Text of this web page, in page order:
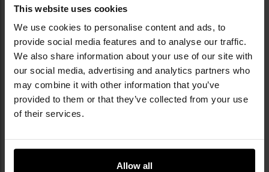
This website uses cookies
We use cookies to personalise content and ads, to
provide social media features and to analyse our traffic.
We also share information about your use of our site with
our social media, advertising and analytics partners who
may combine it with other information that you’ve
provided to them or that they’ve collected from your use
of their services.
Allow all
Докладніше
Матеріал лінз
Полікарбонат
Матеріал оправи
Пластик
Колір оправи
Піщаний
Колір лінз
Клас міцності
F
Так